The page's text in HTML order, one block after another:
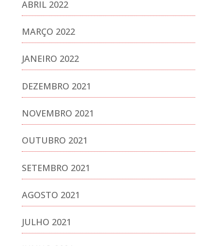
ABRIL 2022
MARÇO 2022
JANEIRO 2022
DEZEMBRO 2021
NOVEMBRO 2021
OUTUBRO 2021
SETEMBRO 2021
AGOSTO 2021
JULHO 2021